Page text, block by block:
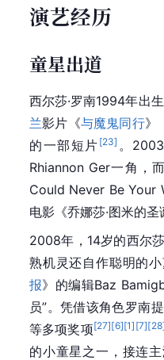
演艺经历
童星出道
西尔莎·罗南1994年出
兰影片《与魔鬼同行》
的一部短片 [23] 。
Rhiannon Ger一角，
Could Never Be Your
电影《乔娜莎·图米的圣
2008年，14岁的西尔
熟机灵还自作聪明的
报》的编辑Baz
员”。凭借该角色罗南
等多项奖项[27][6][1] [7][28
的小童星之一，接连